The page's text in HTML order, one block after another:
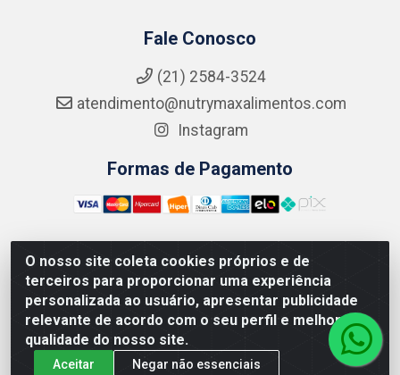
O nosso site coleta cookies próprios e de
terceiros para proporcionar uma experiência
personalizada ao usuário, apresentar publicidade
relevante de acordo com o seu perfil e melhorar a
qualidade do nosso site.
Aceitar Negar não essenciais
Fale Conosco
(21) 2584-3524
atendimento@nutrymaxalimentos.com
Instagram
Formas de Pagamento
NUTRY MAX COMÉRCIO DE PRODUTOS ALIMENTICIOS
LTDA - RUA DO FEIJÃO, 721 PENHA CIRCULAR/RJ -
CNPJ: 15.796.122/0001-03